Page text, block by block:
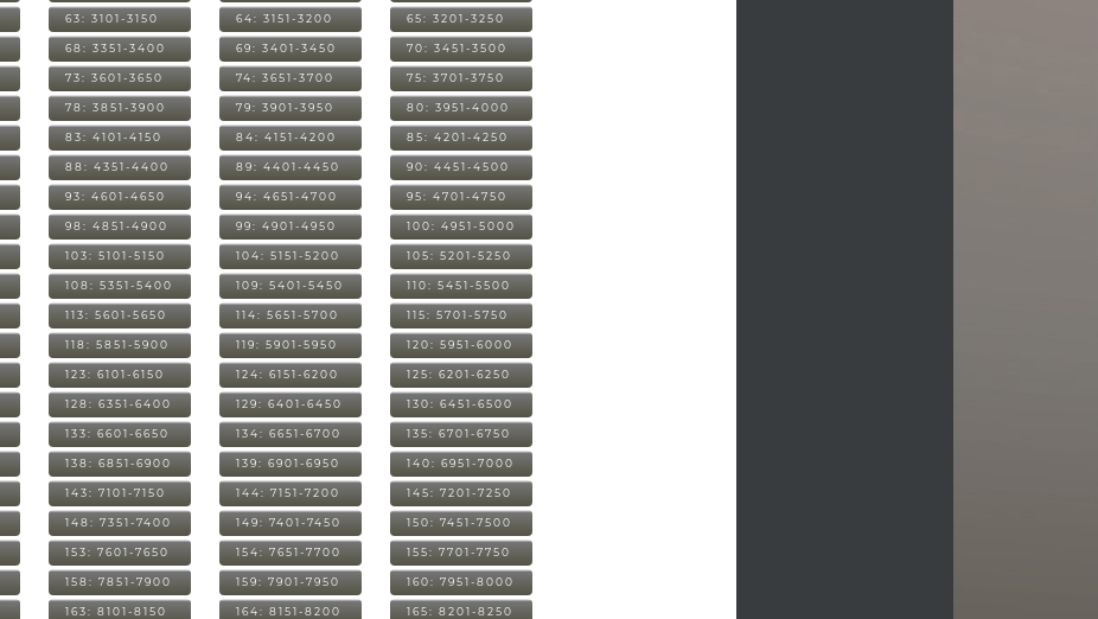
63: 3101-3150 64: 3151-3200 65: 3201-3250
68: 3351-3400 69: 3401-3450 70: 3451-3500
73: 3601-3650 74: 3651-3700 75: 3701-3750
78: 3851-3900 79: 3901-3950 80: 3951-4000
83: 4101-4150 84: 4151-4200 85: 4201-4250
88: 4351-4400 89: 4401-4450 90: 4451-4500
93: 4601-4650 94: 4651-4700 95: 4701-4750
98: 4851-4900 99: 4901-4950 100: 4951-5000
103: 5101-5150 104: 5151-5200 105: 5201-5250
108: 5351-5400 109: 5401-5450 110: 5451-5500
113: 5601-5650 114: 5651-5700 115: 5701-5750
118: 5851-5900 119: 5901-5950 120: 5951-6000
123: 6101-6150 124: 6151-6200 125: 6201-6250
128: 6351-6400 129: 6401-6450 130: 6451-6500
133: 6601-6650 134: 6651-6700 135: 6701-6750
138: 6851-6900 139: 6901-6950 140: 6951-7000
143: 7101-7150 144: 7151-7200 145: 7201-7250
148: 7351-7400 149: 7401-7450 150: 7451-7500
153: 7601-7650 154: 7651-7700 155: 7701-7750
158: 7851-7900 159: 7901-7950 160: 7951-8000
163: 8101-8150 164: 8151-8200 165: 8201-8250